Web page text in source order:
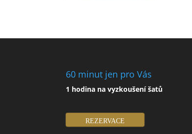
60 minut jen pro Vás
1 hodina na vyzkoušení šatů
REZERVACE